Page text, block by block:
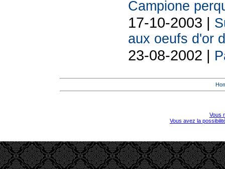
Campione
17-10-2003 |
aux oeufs d'or
23-08-2002 |
Vous
Vous avez la